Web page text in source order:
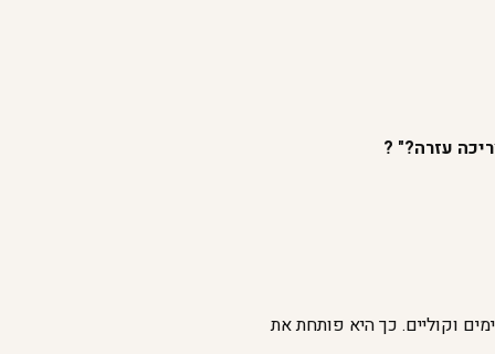
עזרה?" ?
וקוליים. כך היא פותחת את